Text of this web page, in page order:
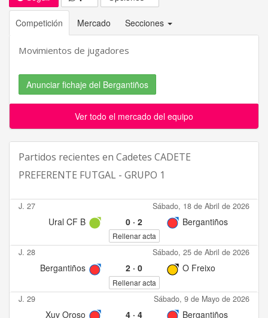
Competición Mercado Secciones
Movimientos de jugadores
Anunciar fichaje del Bergantiños
Ver todo el mercado del equipo
Partidos recientes en Cadetes CADETE
PREFERENTE FUTGAL - GRUPO 1
J. 27 Sábado, 18 de Abril de 2026
Ural CF B 0· 2 Bergantiños
Rellenar acta
J. 28 Sábado, 25 de Abril de 2026
Bergantiños 2· 0 O Freixo
Rellenar acta
J. 29 Sábado, 9 de Mayo de 2026
Xuv Oroso 4· 4 Bergantiños